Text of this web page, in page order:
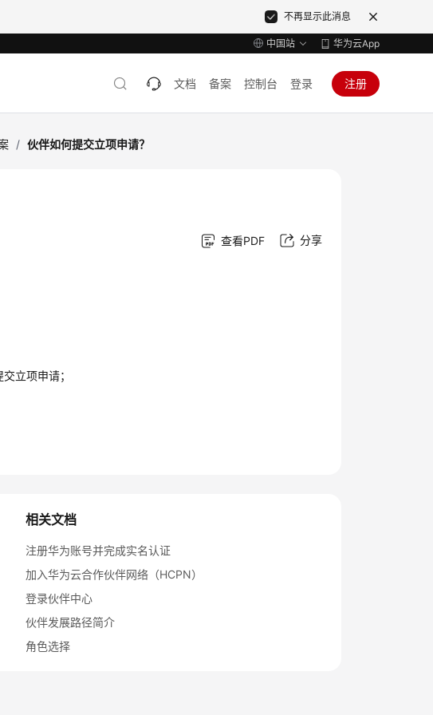
不再显示此消息
中国站 华为云App
文档 备案 控制台 登录 注册
/ 伙伴如何提交立项申请？
查看PDF 分享
立项申请；
相关文档
注册华为账号并完成实名认证
加入华为云合作伙伴网络（HCPN）
登录伙伴中心
伙伴发展路径简介
角色选择